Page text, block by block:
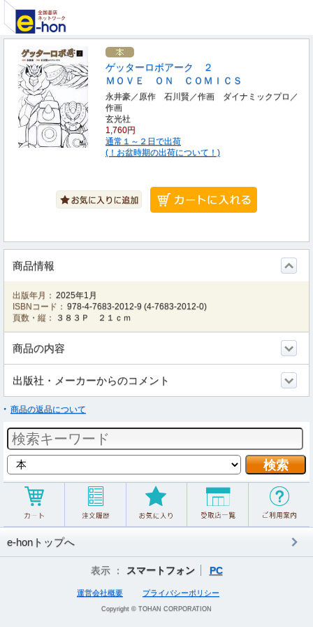
ゲッターロボアーク ２
ＭＯＶＥ ＯＮ ＣＯＭＩＣＳ
永井豪／原作 石川賢／作画 ダイナミックプロ／
作画
玄光社
1,760円
通常１～２日で出荷
(！お盆時期の出荷について！)
商品情報
出版年月： 2025年1月
ISBNコード： 978-4-7683-2012-9 (4-7683-2012-0)
頁数・縦：
３８３Ｐ ２１ｃｍ
商品の内容
出版社・メーカーからのコメント
商品の返品について
e-honトップへ
表示 ： スマートフォン PC
運営会社概要 プライバシーポリシー
Copyright © TOHAN CORPORATION